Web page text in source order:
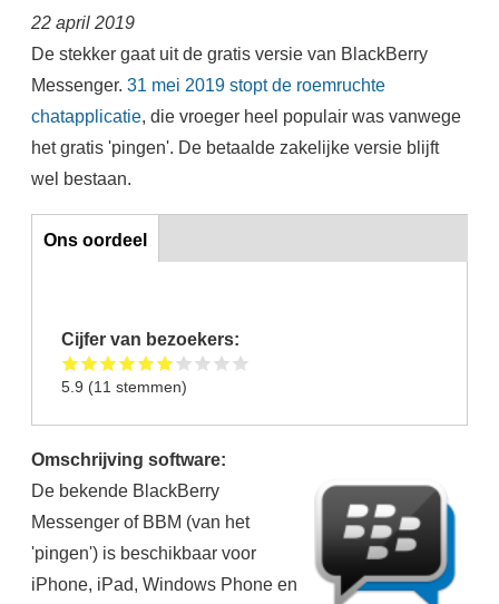
22 april 2019
De stekker gaat uit de gratis versie van BlackBerry
Messenger. 31 mei 2019 stopt de roemruchte
chatapplicatie, die vroeger heel populair was vanwege
het gratis 'pingen'. De betaalde zakelijke versie blijft
wel bestaan.
Ons oordeel
Ons oordeel
Cijfer van bezoekers:
5.9 (11 stemmen)
Omschrijving software:
De bekende BlackBerry
Messenger of BBM (van het
'pingen') is beschikbaar voor
iPhone, iPad, Windows Phone en